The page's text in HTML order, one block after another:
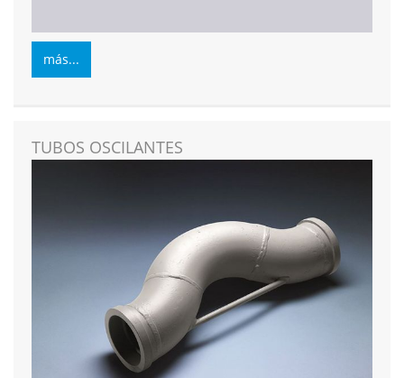
más...
TUBOS OSCILANTES